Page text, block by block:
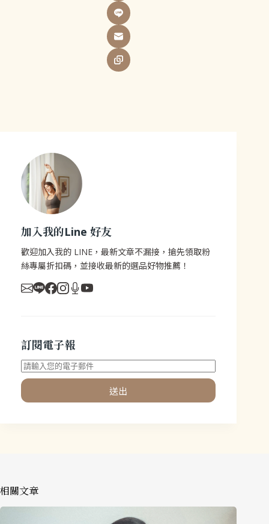
加入我的Line 好友
歡迎加入我的 LINE，最新文章不漏接，搶先領取粉
絲專屬折扣碼，並接收最新的選品好物推薦！
訂閱電子報
送出
相關文章